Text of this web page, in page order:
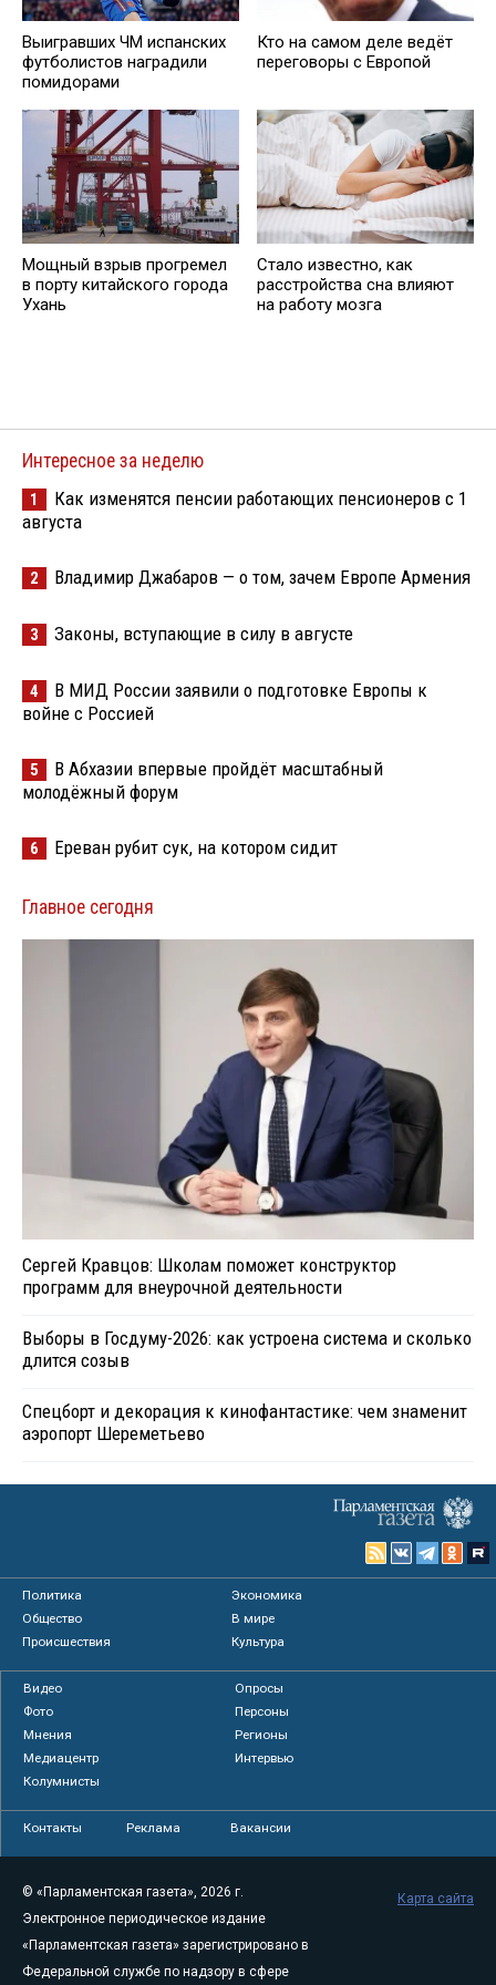
Выигравших ЧМ испанских
футболистов наградили
помидорами
Кто на самом деле ведёт
переговоры с Европой
Мощный взрыв прогремел
в порту китайского города
Ухань
Стало известно, как
расстройства сна влияют
на работу мозга
Интересное за неделю
1
Как изменятся пенсии работающих пенсионеров с 1
августа
2 Владимир Джабаров — о том, зачем Европе Армения
3 Законы, вступающие в силу в августе
4
В МИД России заявили о подготовке Европы к
войне с Россией
5
В Абхазии впервые пройдёт масштабный
молодёжный форум
6 Ереван рубит сук, на котором сидит
Главное сегодня
Сергей Кравцов: Школам поможет конструктор
программ для внеурочной деятельности
Выборы в Госдуму-2026: как устроена система и сколько
длится созыв
Спецборт и декорация к кинофантастике: чем знаменит
аэропорт Шереметьево
Политика
Экономика
Общество
В мире
Происшествия
Культура
Видео
Опросы
Фото
Персоны
Мнения
Регионы
Медиацентр
Интервью
Колумнисты
Контакты Реклама Вакансии
© «Парламентская газета», 2026 г.
Электронное периодическое издание
«Парламентская газета» зарегистрировано в
Федеральной службе по надзору в сфере
Карта сайта